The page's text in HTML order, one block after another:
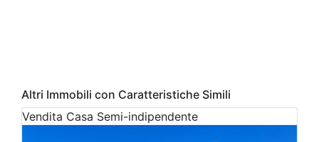
Altri Immobili con Caratteristiche Simili
Vendita Casa Semi-indipendente